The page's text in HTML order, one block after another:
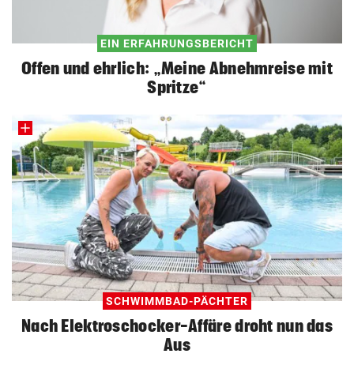
EIN ERFAHRUNGSBERICHT
Offen und ehrlich: „Meine Abnehmreise mit
Spritze“
SCHWIMMBAD-PÄCHTER
Nach Elektroschocker-Affäre droht nun das
Aus